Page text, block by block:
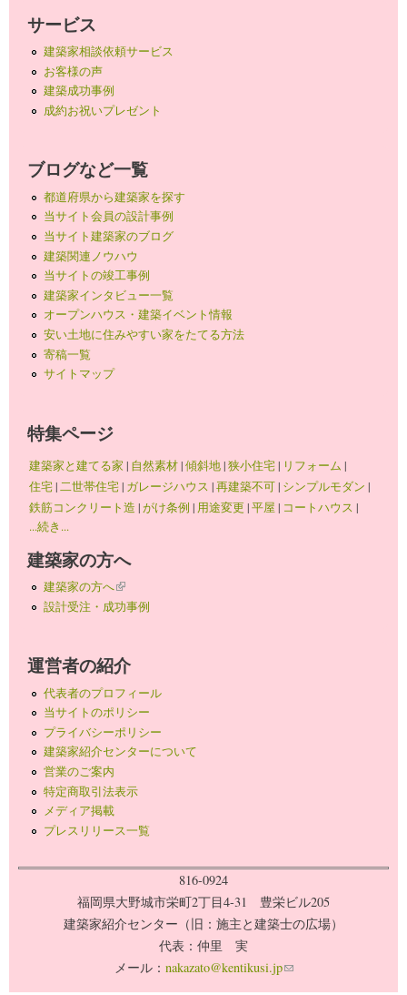
サービス
建築家相談依頼サービス
お客様の声
建築成功事例
成約お祝いプレゼント
ブログなど一覧
都道府県から建築家を探す
当サイト会員の設計事例
当サイト建築家のブログ
建築関連ノウハウ
当サイトの竣工事例
建築家インタビュー一覧
オープンハウス・建築イベント情報
安い土地に住みやすい家をたてる方法
寄稿一覧
サイトマップ
特集ページ
建築家と建てる家 | 自然素材|傾斜地|狭小住宅| リフォーム |
住宅| 二世帯住宅| ガレージハウス |再建築不可| シンプルモダン |
鉄筋コンクリート造 |がけ条例 | 用途変更 |平屋 | コートハウス |
...続き...
建築家の方へ
建築家の方へ(link is external)
設計受注・成功事例
運営者の紹介
代表者のプロフィール
当サイトのポリシー
プライバシーポリシー
建築家紹介センターについて
営業のご案内
特定商取引法表示
メディア掲載
プレスリリース一覧
816-0924
福岡県大野城市栄町2丁目4-31 豊栄ビル205
建築家紹介センター（旧：施主と建築士の広場）
代表：仲里 実
メール： nakazato@kentikusi.jp(link sends e-mail)